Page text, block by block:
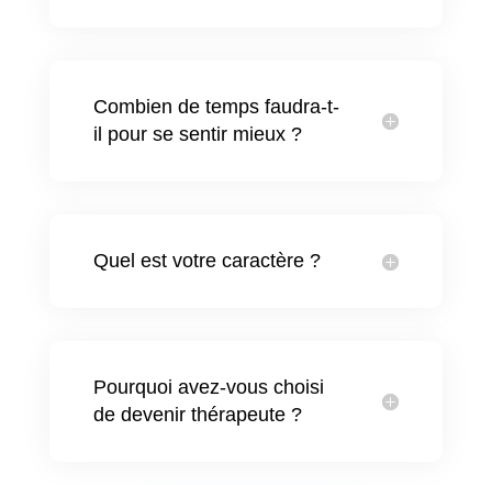
Combien de temps faudra-t-
il pour se sentir mieux ?
Quel est votre caractère ?
Pourquoi avez-vous choisi
de devenir thérapeute ?